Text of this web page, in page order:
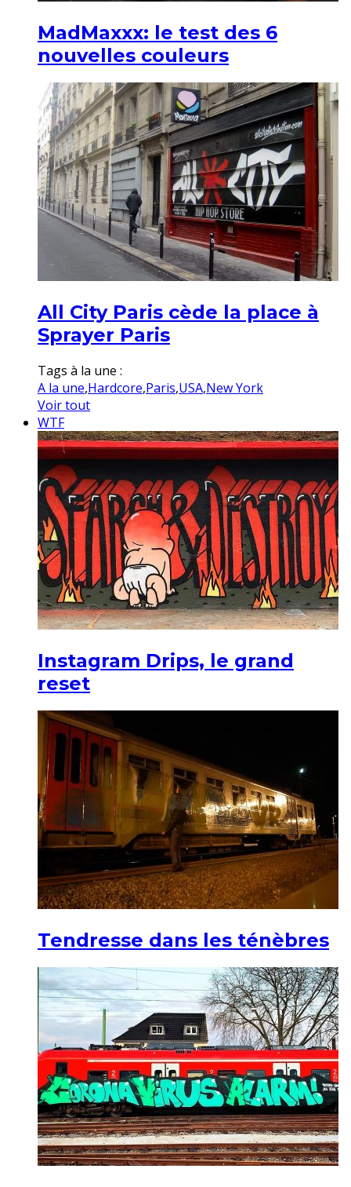
MadMaxxx: le test des 6
nouvelles couleurs
All City Paris cède la place à
Sprayer Paris
Tags à la une :
A la une,Hardcore,Paris,USA,New York
Voir tout
WTF
Instagram Drips, le grand
reset
Tendresse dans les ténèbres